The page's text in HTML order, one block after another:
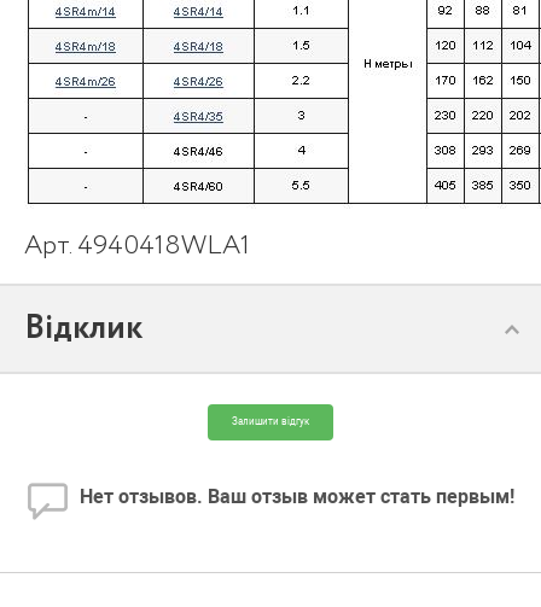
Арт. 4940418WLA1
Відклик
Залишити відгук
Нет отзывов. Ваш отзыв может стать первым!